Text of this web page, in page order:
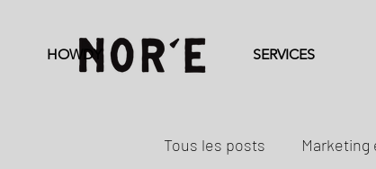
HOWDY SERVICES
Tous les posts